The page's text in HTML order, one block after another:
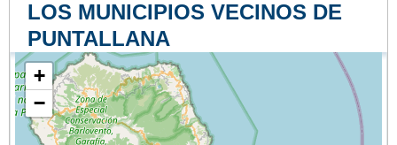
LOS MUNICIPIOS VECINOS DE
PUNTALLANA
+
−